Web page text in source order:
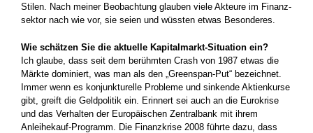
Stilen. Nach meiner Beobachtung glauben viele Akteure im Finanz­
sektor nach wie vor, sie seien und wüssten etwas Besonderes.
Wie schätzen Sie die aktuelle Kapitalmarkt-Situation ein?
Ich glaube, dass seit dem berühmten Crash von 1987 etwas die
Märkte dominiert, was man als den „Greenspan-Put“ bezeichnet.
Immer wenn es konjunkturelle Probleme und sinkende Aktien­kurse
gibt, greift die Geldpolitik ein. Erinnert sei auch an die Eurokrise
und das Verhalten der Europäischen Zentralbank mit ihrem
Anleihekauf-Programm. Die Finanzkrise 2008 führte dazu, dass